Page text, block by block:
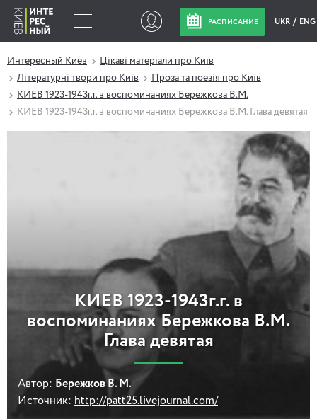
РАСПИСАНИЕ UKR ENG
Интересный Киев
Цікаві матеріали про Київ
Літературні твори про Київ
Проза та поезія про Київ
КИЕВ 1923-1943г.г. в воспоминаниях Бережкова В.М.
КИЕВ 1923-1943г.г. в воспоминаниях Бережкова В.М. Глава девятая
КИЕВ 1923-1943г.г. в
воспоминаниях Бережкова В.М.
Глава девятая
Автор: Бережков В. М.
Источник: http://patt25.livejournal.com/